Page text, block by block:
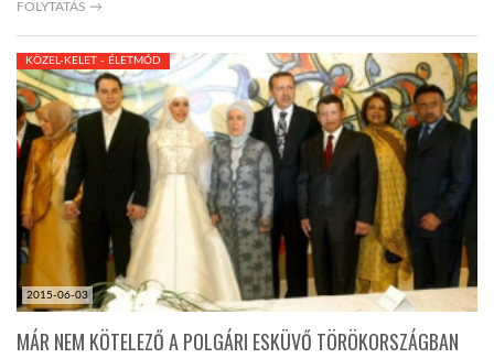
FOLYTATÁS →
2015-06-03
KÖZEL-KELET - ÉLETMÓD
MÁR NEM KÖTELEZŐ A POLGÁRI ESKÜVŐ TÖRÖKORSZÁGBAN